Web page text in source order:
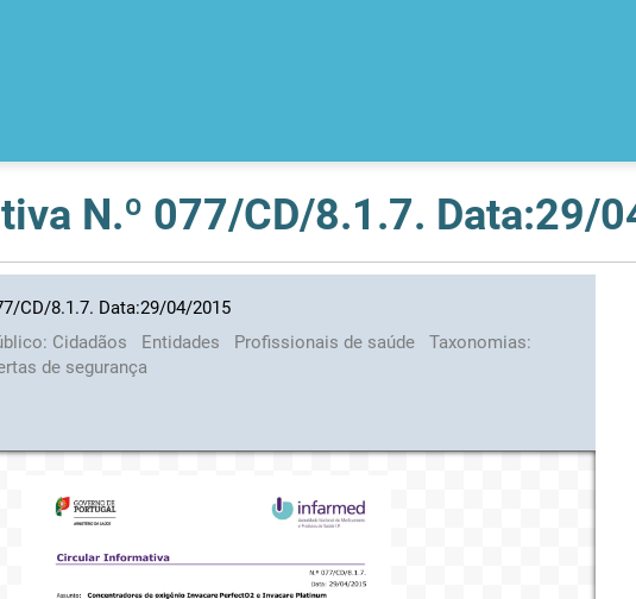
N.º 077/CD/8.1.7. Data:29/
CD/8.1.7. Data:29/04/2015
Cidadãos Entidades Profissionais de saúde
Taxonomias:
de segurança